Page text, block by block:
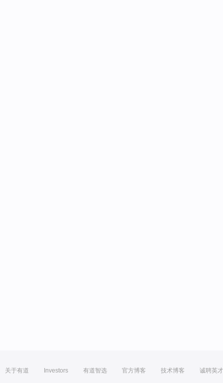
关于有道 Investors 有道智选 官方博客 技术博客 诚聘英才